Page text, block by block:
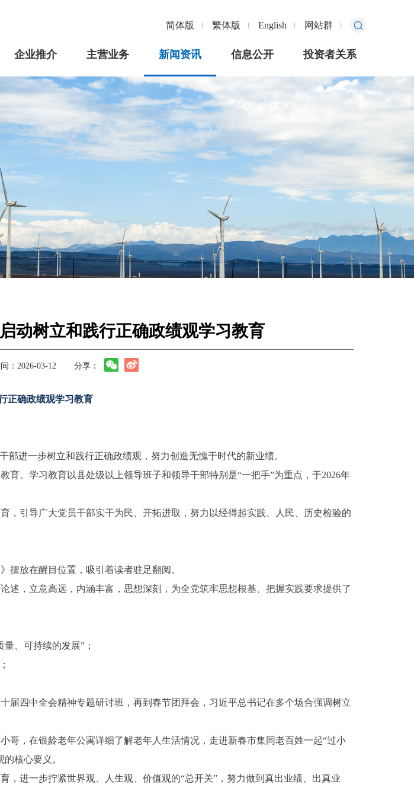
简体版 繁体版 English 网站群
企业推介 主营业务 新闻资讯 信息公开 投资者关系
树立和践行正确政绩观学习教育
：2026-03-12 分享：
正确政绩观学习教育
进一步树立和践行正确政绩观，努力创造无愧于时代的新业绩。
。学习教育以县处级以上领导班子和领导干部特别是“一把手”为重点，于2026年
，引导广大党员干部实干为民、开拓进取，努力以经得起实践、人民、历史检验的
摆放在醒目位置，吸引着读者驻足翻阅。
述，立意高远，内涵丰富，思想深刻，为全党筑牢思想根基、把握实践要求提供了
、可持续的发展”；
届四中全会精神专题研讨班，再到春节团拜会，习近平总书记在多个场合强调树立
哥，在银龄老年公寓详细了解老年人生活情况，走进新春市集同老百姓一起“过小
核心要义。
进一步拧紧世界观、人生观、价值观的“总开关”，努力做到真出业绩、出真业